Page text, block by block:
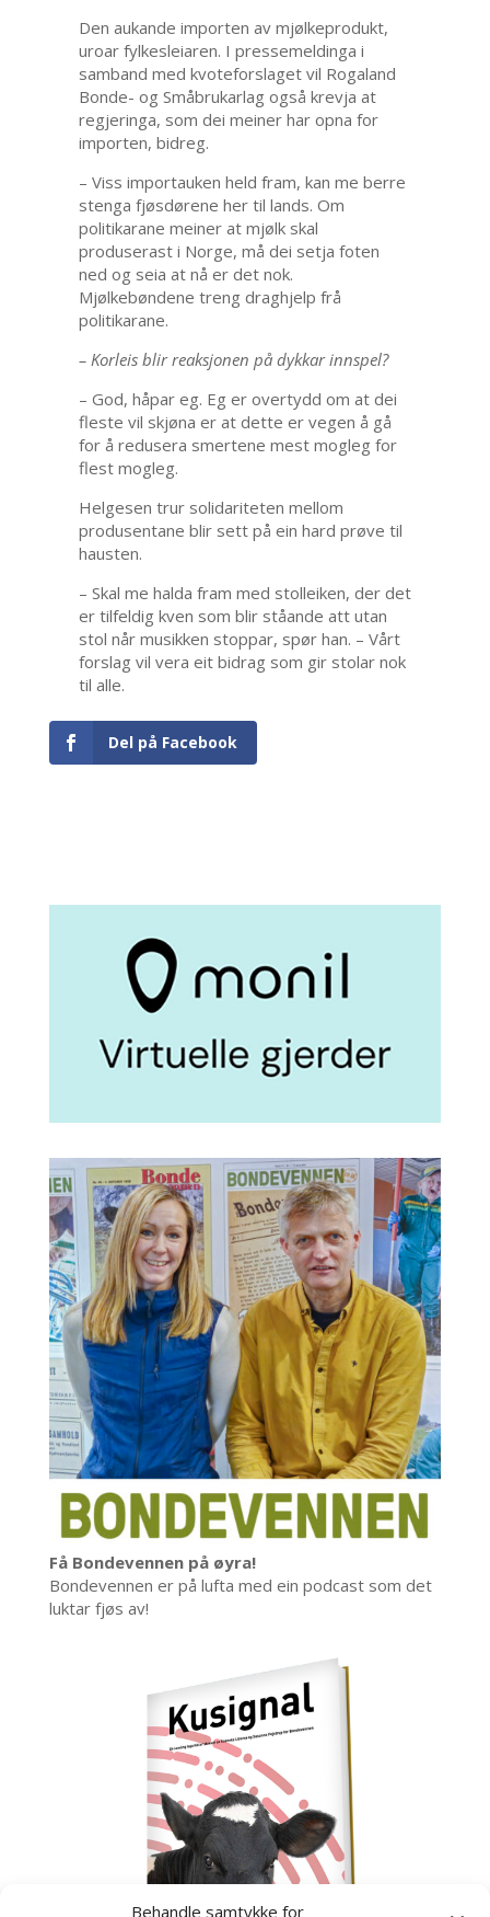
Behandle samtykke for
Den aukande importen av mjølkeprodukt,
uroar fylkesleiaren. I pressemeldinga i
samband med kvoteforslaget vil Rogaland
Bonde- og Småbrukarlag også krevja at
regjeringa, som dei meiner har opna for
importen, bidreg.
– Viss importauken held fram, kan me berre
stenga fjøsdørene her til lands. Om
politikarane meiner at mjølk skal
produserast i Norge, må dei setja foten
ned og seia at nå er det nok.
Mjølkebøndene treng draghjelp frå
politikarane.
– Korleis blir reaksjonen på dykkar innspel?
– God, håpar eg. Eg er overtydd om at dei
fleste vil skjøna er at dette er vegen å gå
for å redusera smertene mest mogleg for
flest mogleg.
Helgesen trur solidariteten mellom
produsentane blir sett på ein hard prøve til
hausten.
– Skal me halda fram med stolleiken, der det
er tilfeldig kven som blir ståande att utan
stol når musikken stoppar, spør han. – Vårt
forslag vil vera eit bidrag som gir stolar nok
til alle.
Del på Facebook
Få Bondevennen på øyra!
Bondevennen er på lufta med ein podcast som det
luktar fjøs av!